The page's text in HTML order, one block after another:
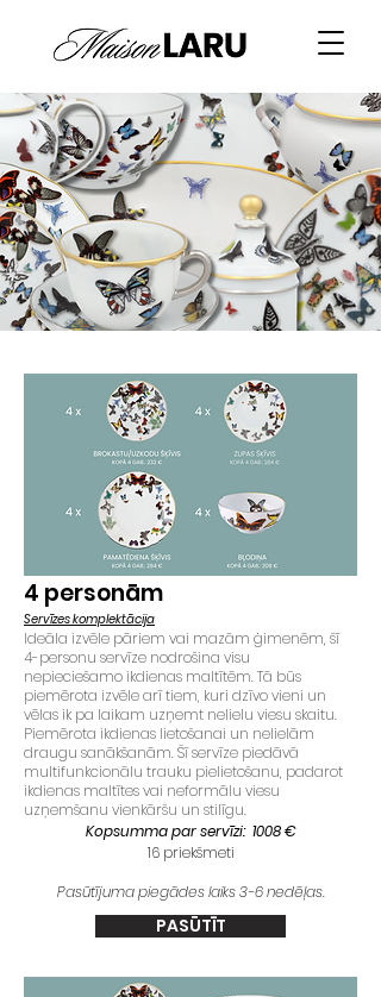
4 personām
Servīzes komplektācija
Ideāla izvēle pāriem vai mazām ģimenēm, šī
4-personu servīze nodrošina visu
nepieciešamo ikdienas maltītēm. Tā būs
piemērota izvēle arī tiem, kuri dzīvo vieni un
vēlas ik pa laikam uzņemt nelielu viesu skaitu.
Piemērota ikdienas lietošanai un nelielām
draugu sanākšanām. Šī servīze piedāvā
multifunkcionālu trauku pielietošanu, padarot
ikdienas maltītes vai neformālu viesu
uzņemšanu vienkāršu un stilīgu.
Kopsumma par servīzi: 1008 €
16 priekšmeti
Pasūtījuma piegādes laiks 3-6 nedēļas.
PASŪTĪT